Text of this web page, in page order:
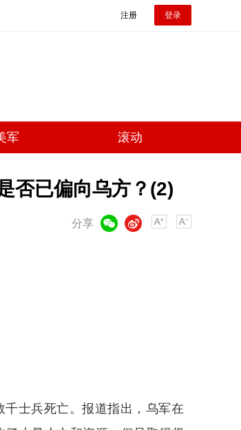
注册 登录
军 滚动
否已偏向乌方？(2)
分享
微博
士兵死亡。报道指出，乌军在